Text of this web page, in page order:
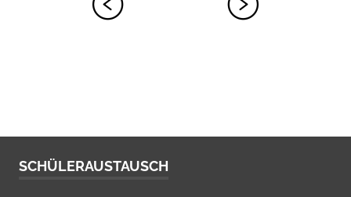
SCHÜLERAUSTAUSCH